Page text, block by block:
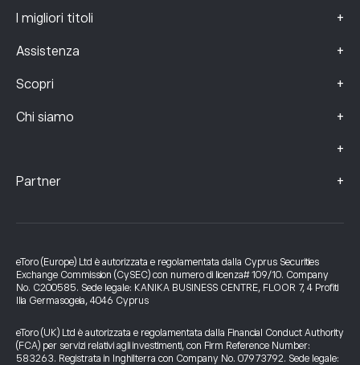
I migliori titoli +
Assistenza +
Scopri +
Chi siamo +
+
Partner +
eToro (Europe) Ltd è autorizzata e regolamentata dalla Cyprus Securities
Exchange Commission (CySEC) con numero di licenza# 109/10. Company
No. C200585. Sede legale: KANIKA BUSINESS CENTRE, FLOOR 7, 4 Profiti
Ilia Germasogeia, 4046 Cyprus
eToro (UK) Ltd è autorizzata e regolamentata dalla Financial Conduct Authority
(FCA) per servizi relativi agli investimenti, con Firm Reference Number:
583263. Registrata in Inghilterra con Company No. 07973792. Sede legale: